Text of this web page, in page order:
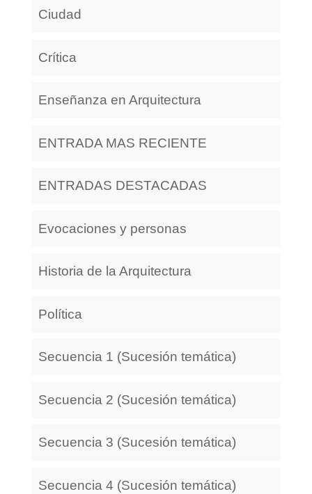
Ciudad
Crítica
Enseñanza en Arquitectura
ENTRADA MAS RECIENTE
ENTRADAS DESTACADAS
Evocaciones y personas
Historia de la Arquitectura
Política
Secuencia 1 (Sucesión temática)
Secuencia 2 (Sucesión temática)
Secuencia 3 (Sucesión temática)
Secuencia 4 (Sucesión temática)